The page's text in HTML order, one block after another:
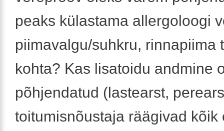
peaks külastama allergoloogi
piimavalgu/suhkru, rinnapiima
kohta? Kas lisatoidu andmine
põhjendatud (lastearst,
toitumisnõustaja räägivad kõik